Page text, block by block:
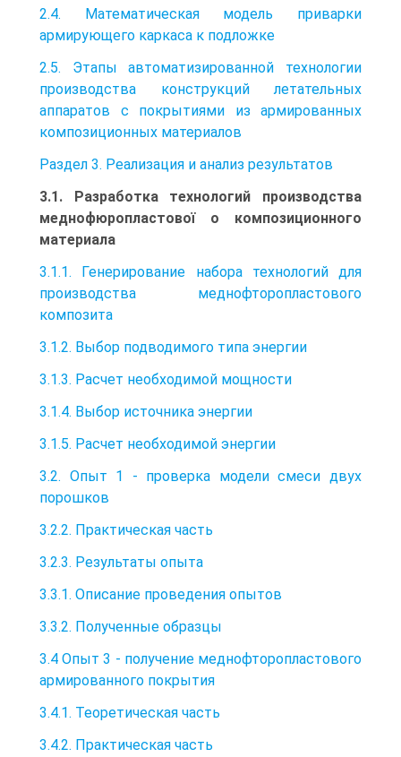
2.4. Математическая модель приварки
армирующего каркаса к подложке
2.5. Этапы автоматизированной технологии
производства конструкций летательных
аппаратов с покрытиями из армированных
композиционных материалов
Раздел 3. Реализация и анализ результатов
3.1. Разработка технологий производства
меднофюропластової о композиционного
материала
3.1.1. Генерирование набора технологий для
производства меднофторопластового
композита
3.1.2. Выбор подводимого типа энергии
3.1.3. Расчет необходимой мощности
3.1.4. Выбор источника энергии
3.1.5. Расчет необходимой энергии
3.2. Опыт 1 - проверка модели смеси двух
порошков
3.2.2. Практическая часть
3.2.3. Результаты опыта
3.3.1. Описание проведения опытов
3.3.2. Полученные образцы
3.4 Опыт 3 - получение меднофторопластового
армированного покрытия
3.4.1. Теоретическая часть
3.4.2. Практическая часть